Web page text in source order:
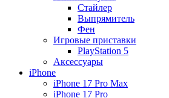
Стайлер
Выпрямитель
Фен
Игровые приставки
PlayStation 5
Аксессуары
iPhone
iPhone 17 Pro Max
iPhone 17 Pro